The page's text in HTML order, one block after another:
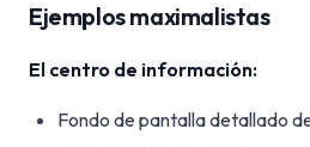
Ejemplos maximalistas
El centro de información:
Fondo de pantalla detallado